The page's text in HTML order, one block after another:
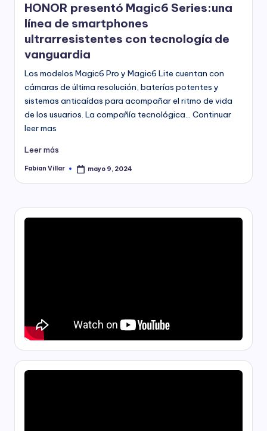
HONOR presentó Magic6 Series:una
línea de smartphones
ultrarresistentes con tecnología de
vanguardia
Los modelos Magic6 Pro y Magic6 Lite cuentan con
cámaras de última resolución, baterías potentes y
sistemas anticaídas para acompañar el ritmo de vida
de los usuarios. La compañía tecnológica… Continuar
leer mas
Leer más
Publicado
Fabian Villar mayo 9, 2024